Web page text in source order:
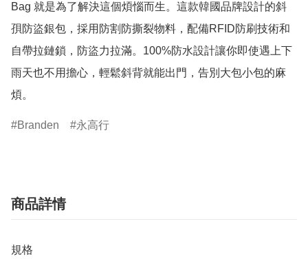
Bag 就是為了解決這個煩惱而生。這款韓國品牌設計的斜
孭防盜銀包，採用防割防撕裂物料，配備RFID防刷技術和
自帶拉鏈鎖，防盜力拉滿。100%防水設計讓你即使遇上下
雨天也不用擔心，輕鬆斜背就能出門，告別大包小包的麻
煩。
Branden 永高行
商品詳情
規格